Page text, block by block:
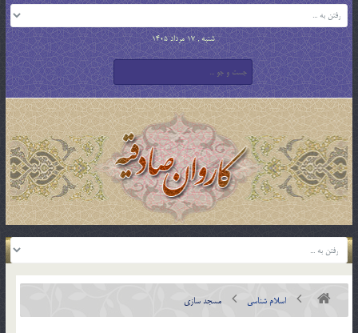
شنبه , 17 مرداد 1405
اسلام شناسی مسجد سازى